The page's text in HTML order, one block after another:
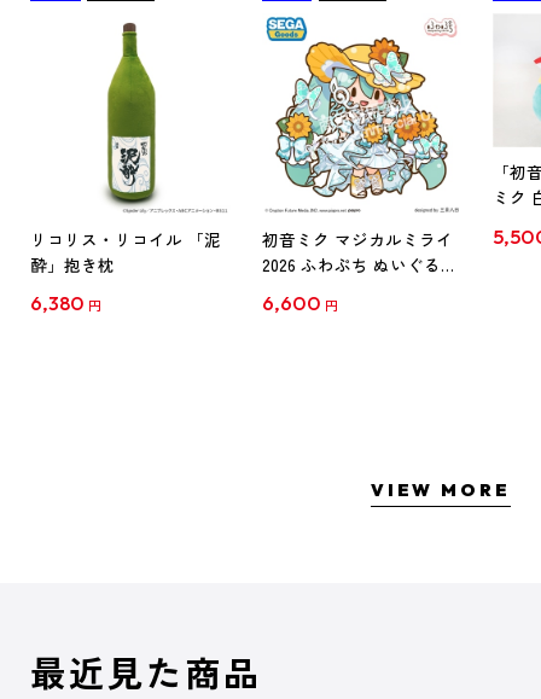
リコリス・リコイル 「泥
酔」抱き枕
6,380 円
初音ミク マジカルミライ
2026 ふわぷち ぬいぐるみ
6,600 円
「初
ミク
VIEW MORE
最近見た商品